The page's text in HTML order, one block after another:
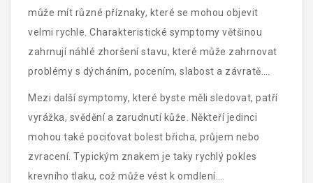
může mít různé příznaky, které se mohou objevit
velmi rychle. Charakteristické symptomy většinou
zahrnují náhlé zhoršení stavu, které může zahrnovat
problémy s dýcháním, pocením, slabost a závratě.
Může tu být i výrazný otok v oblasti obličeje a krku, což
je velmi nebezpečné, protože může způsobit zúžení
dýchacích cest.
Mezi další symptomy, které byste měli sledovat, patří
vyrážka, svědění a zarudnutí kůže. Někteří jedinci
mohou také pociťovat bolest břicha, průjem nebo
zvracení. Typickým znakem je taky rychlý pokles
krevního tlaku, což může vést k omdlení.